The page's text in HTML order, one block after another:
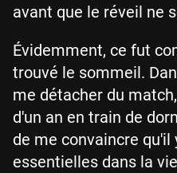
avant que le réveil ne
Évidemment, ce fut
trouvé le sommeil.
me détacher du
d'un an en train de
de me convaincre qu'il
essentielles dans la